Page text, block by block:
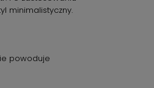
minimalistyczny.
powoduje